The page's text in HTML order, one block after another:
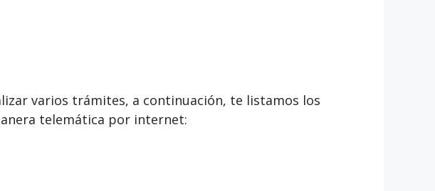
varios trámites, a continuación, te listamos los
telemática por internet: